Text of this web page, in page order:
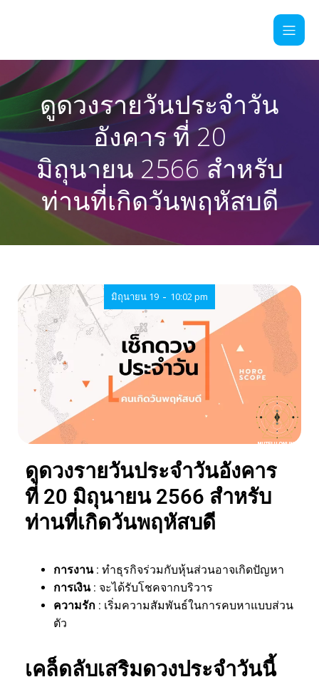
ดูดวงรายวันประจำวัน
อังคาร ที่ 20
มิถุนายน 2566 สำหรับ
ท่านที่เกิดวันพฤหัสบดี
มิถุนายน 19 - 10:02 pm
ดูดวงรายวันประจำวันอังคาร
ที่ 20 มิถุนายน 2566 สำหรับ
ท่านที่เกิดวันพฤหัสบดี
การงาน : ทำธุรกิจร่วมกับหุ้นส่วนอาจเกิดปัญหา
การเงิน : จะได้รับโชคจากบริวาร
ความรัก : เริ่มความสัมพันธ์ในการคบหาแบบส่วน
ตัว
เคล็ดลับเสริมดวงประจำวันนี้